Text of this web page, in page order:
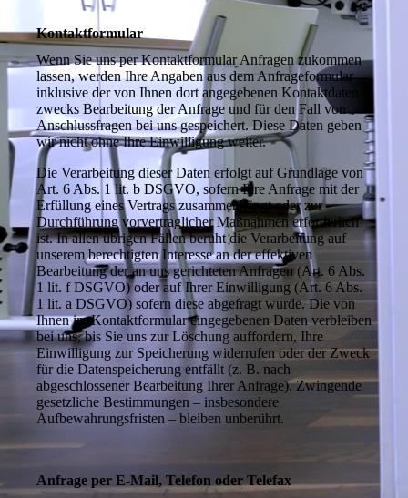
Kontaktformular
Wenn Sie uns per Kontaktformular Anfragen zukommen
lassen, werden Ihre Angaben aus dem Anfrageformular
inklusive der von Ihnen dort angegebenen Kontaktdaten
zwecks Bearbeitung der Anfrage und für den Fall von
Anschlussfragen bei uns gespeichert. Diese Daten geben
wir nicht ohne Ihre Einwilligung weiter.
Die Verarbeitung dieser Daten erfolgt auf Grundlage von
Art. 6 Abs. 1 lit. b DSGVO, sofern Ihre Anfrage mit der
Erfüllung eines Vertrags zusammenhängt oder zur
Durchführung vorvertraglicher Maßnahmen erforderlich
ist. In allen übrigen Fällen beruht die Verarbeitung auf
unserem berechtigten Interesse an der effektiven
Bearbeitung der an uns gerichteten Anfragen (Art. 6 Abs.
1 lit. f DSGVO) oder auf Ihrer Einwilligung (Art. 6 Abs.
1 lit. a DSGVO) sofern diese abgefragt wurde. Die von
Ihnen im Kontaktformular eingegebenen Daten verbleiben
bei uns, bis Sie uns zur Löschung auffordern, Ihre
Einwilligung zur Speicherung widerrufen oder der Zweck
für die Datenspeicherung entfällt (z. B. nach
abgeschlossener Bearbeitung Ihrer Anfrage). Zwingende
gesetzliche Bestimmungen – insbesondere
Aufbewahrungsfristen – bleiben unberührt.
Anfrage per E-Mail, Telefon oder Telefax